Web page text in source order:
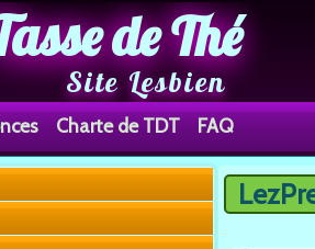
de Thé
Site Lesbien
Charte de TDT FAQ
Vous